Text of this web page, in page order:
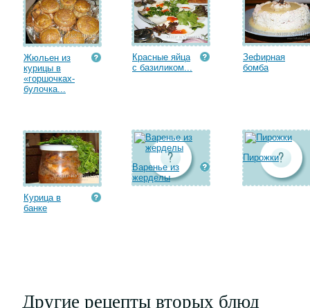
Жюльен из
курицы в
«горшочках-
булочка...
Красные яйца
с базиликом...
Зефирная
бомба
Курица в
банке
Варенье из
жерделы
Пирожки
Другие рецепты вторых блюд